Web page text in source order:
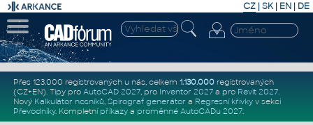
CZ | SK| EN | DE
Přes 123.000 registrovaných u nás, celkem 1.130.000registrovaných
(CZ+EN). Tipy pro AutoCAD 2027, pro Inventor 2027a pro Revit 2027.
Nový Kalkulátor nosníků, Spirograf generátor a Regresní křivkyv sekci
Převodníky. Kompletní příkazya proměnné AutoCADu 2027.